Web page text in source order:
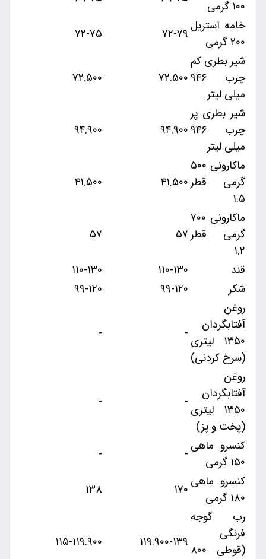
۱۰۰ گرمی
خامه استریل
۲۰۰ گرمی
۷۲-۷۹
۷۲-۷۵
شیر بطری کم
چرب ۹۴۶
میلی لیتر
۷۲.۵۰۰ ۷۲.۵۰۰
شیر بطری پر
چرب ۹۴۶
میلی لیتر
۹۴.۹۰۰ ۹۴.۹۰۰
ماکارونی ۵۰۰
گرمی قطر
۱.۵
۴۱.۵۰۰ ۴۱.۵۰۰
ماکارونی ۷۰۰
گرمی قطر
۱.۲
۵۷ ۵۷
قند ۱۱۰-۱۳۰
۱۱۰-۱۳۰
شکر
۹۹-۱۲۰
۹۹-۱۲۰
روغن
آفتابگردان
۱۳۵۰ لیتری
(سرخ کردنی)
-
-
روغن
آفتابگردان
۱۳۵۰ لیتری
(پخت و پز)
-
-
کنسرو ماهی
۱۵۰ گرمی
-
-
کنسرو ماهی
۱۸۰ گرمی
۱۷۰
۱۳۸
رب گوجه
فرنگی
(قوطی ۸۰۰ ۱۱۹.۹۰۰-۱۳۹ ۱۱۵-۱۱۹.۹۰۰